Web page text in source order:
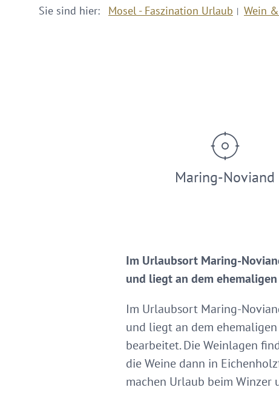
Sie sind hier: Mosel - Faszination Urlaub Wein
Maring-Noviand
Im Urlaubsort Maring-
und liegt an dem
Im Urlaubsort Maring-
und liegt an dem
bearbeitet. Die Weinlagen
die Weine dann in
machen Urlaub beim Winzer